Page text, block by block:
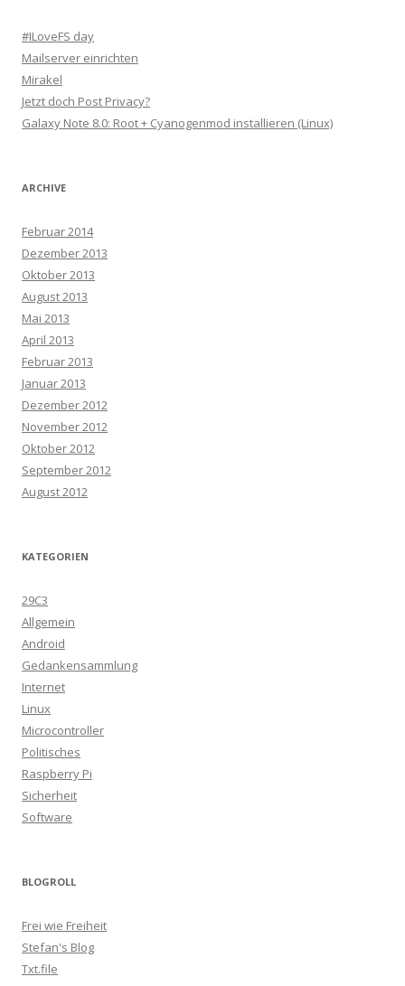
#ILoveFS day
Mailserver einrichten
Mirakel
Jetzt doch Post Privacy?
Galaxy Note 8.0: Root + Cyanogenmod installieren (Linux)
ARCHIVE
Februar 2014
Dezember 2013
Oktober 2013
August 2013
Mai 2013
April 2013
Februar 2013
Januar 2013
Dezember 2012
November 2012
Oktober 2012
September 2012
August 2012
KATEGORIEN
29C3
Allgemein
Android
Gedankensammlung
Internet
Linux
Microcontroller
Politisches
Raspberry Pi
Sicherheit
Software
BLOGROLL
Frei wie Freiheit
Stefan's Blog
Txt.file